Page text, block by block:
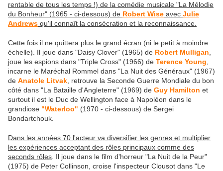
rentable de tous les temps !) de la comédie musicale "La Mélodie
du Bonheur" (1965 - ci-dessous) de Robert Wise avec Julie
Andrews qu'il connaît la consécration et la reconnaissance.
Cette fois il ne quittera plus le grand écran (ni le petit à moindre
échelle). Il joue dans "Daisy Clover" (1965) de Robert Mulligan
joue les espions dans "Triple Cross" (1966) de Terence Young
incarne le Maréchal Rommel dans "La Nuit des Généraux" (1967)
de Anatole Litvak , retrouve la Seconde Guerre Mondiale du bon
côté dans "La Bataille d'Angleterre" (1969) de Guy Hamilton et
surtout il est le Duc de Wellington face à Napoléon dans le
grandiose "Waterloo" (1970 - ci-dessous) de Sergei
Bondartchouk.
Dans les années 70 l'acteur va diversifier les genres et multiplier
les expériences acceptant des rôles principaux comme des
seconds rôles . Il joue dans le film d'horreur "La Nuit de la Peur"
(1975) de Peter Collinson, croise l'inspecteur Clousot dans "Le